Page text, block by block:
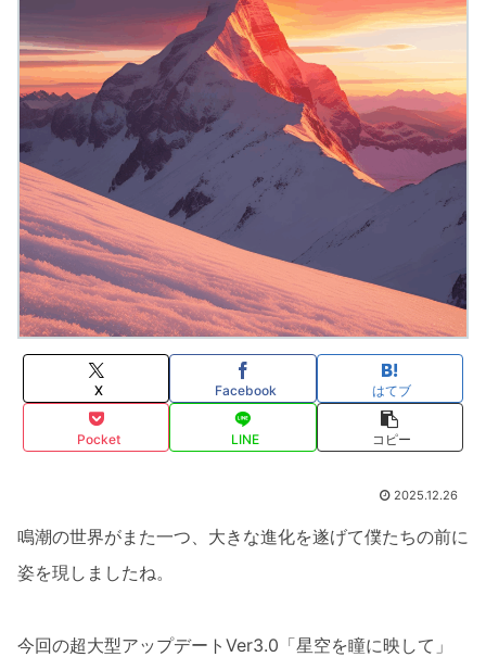
X Facebook はてブ
Pocket LINE コピー
2025.12.26
鳴潮の世界がまた一つ、大きな進化を遂げて僕たちの前に
姿を現しましたね。
今回の超大型アップデートVer3.0「星空を瞳に映して」